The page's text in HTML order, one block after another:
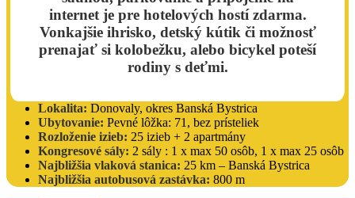
internet je pre hotelových hostí zdarma.
Vonkajšie ihrisko, detský kútik či možnosť
prenajať si kolobežku, alebo bicykel poteší
rodiny s deťmi.
Lokalita: Donovaly, okres Banská Bystrica
Ubytovanie: Pevné lôžka: 71, bez prísteliek
Rozloženie izieb: 25 izieb + 2 apartmány
Kongresové sály: 2 sály : 1 x max 50 osôb, 1 x max 25 osôb
Najbližšia vlaková stanica: 25 km – Banská Bystrica
Najbližšia autobusová zastávka: 800 m